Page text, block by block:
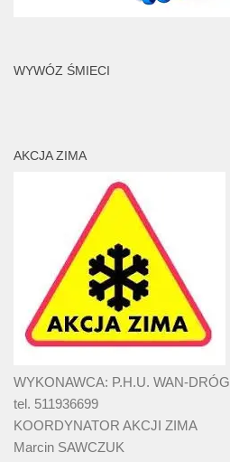
WYWÓZ ŚMIECI
AKCJA ZIMA
WYKONAWCA: P.H.U. WAN-DRÓG
tel. 511936699
KOORDYNATOR AKCJI ZIMA
Marcin SAWCZUK